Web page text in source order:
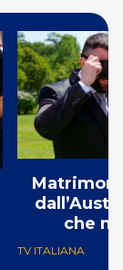
che
TV ITALIANA